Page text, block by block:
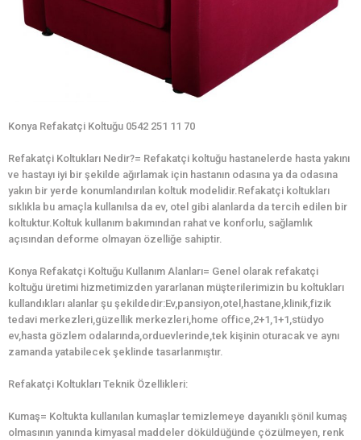
Konya Refakatçi Koltuğu 0542 251 11 70
Refakatçi Koltukları Nedir?= Refakatçi koltuğu hastanelerde hasta yakını
ve hastayı iyi bir şekilde ağırlamak için hastanın odasına ya da odasına
yakın bir yerde konumlandırılan koltuk modelidir.Refakatçi koltukları
sıklıkla bu amaçla kullanılsa da ev, otel gibi alanlarda da tercih edilen bir
koltuktur.Koltuk kullanım bakımından rahat ve konforlu, sağlamlık
açısından deforme olmayan özelliğe sahiptir.
Konya Refakatçi Koltuğu Kullanım Alanları= Genel olarak refakatçi
koltuğu üretimi hizmetimizden yararlanan müşterilerimizin bu koltukları
kullandıkları alanlar şu şekildedir:Ev,pansiyon,otel,hastane,klinik,fizik
tedavi merkezleri,güzellik merkezleri,home office,2+1,1+1,stüdyo
ev,hasta gözlem odalarında,orduevlerinde,tek kişinin oturacak ve aynı
zamanda yatabilecek şeklinde tasarlanmıştır.
Refakatçi Koltukları Teknik Özellikleri:
Kumaş= Koltukta kullanılan kumaşlar temizlemeye dayanıklı şönil kumaş
olmasının yanında kimyasal maddeler döküldüğünde çözülmeyen, renk